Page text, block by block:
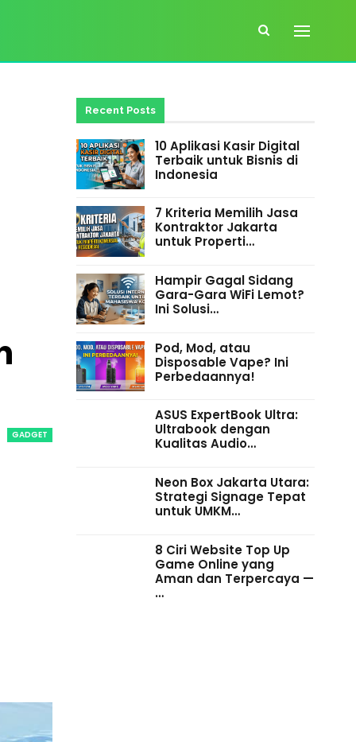
GADGET
Recent Posts
10 Aplikasi Kasir Digital
Terbaik untuk Bisnis di
Indonesia
7 Kriteria Memilih Jasa
Kontraktor Jakarta
untuk Properti…
Hampir Gagal Sidang
Gara-Gara WiFi Lemot?
Ini Solusi…
Pod, Mod, atau
Disposable Vape? Ini
Perbedaannya!
ASUS ExpertBook Ultra:
Ultrabook dengan
Kualitas Audio…
Neon Box Jakarta Utara:
Strategi Signage Tepat
untuk UMKM…
8 Ciri Website Top Up
Game Online yang
Aman dan Terpercaya —
…